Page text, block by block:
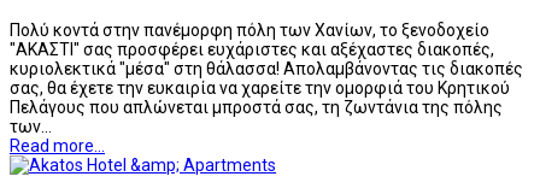
Πολύ κοντά στην πανέμορφη πόλη των Χανίων, το ξενοδοχείο
"ΑΚΑΣΤΙ" σας προσφέρει ευχάριστες και αξέχαστες διακοπές,
κυριολεκτικά "μέσα" στη θάλασσα! Απολαμβάνοντας τις διακοπές
σας, θα έχετε την ευκαιρία να χαρείτε την ομορφιά του Κρητικού
Πελάγους που απλώνεται μπροστά σας, τη ζωντάνια της πόλης
των…
Read more...